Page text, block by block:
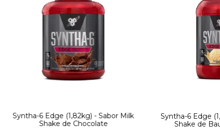
Syntha-6 Edge (1,82kg) - Sabor Milk
Shake de Chocolate
Syntha-6 Edge
Shake de